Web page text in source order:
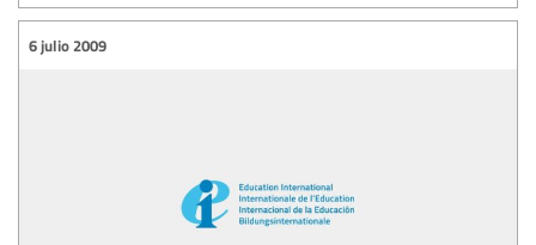
6 julio 2009